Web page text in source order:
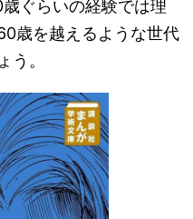
ぐらいの経験では理
歳を越えるような世代
う。